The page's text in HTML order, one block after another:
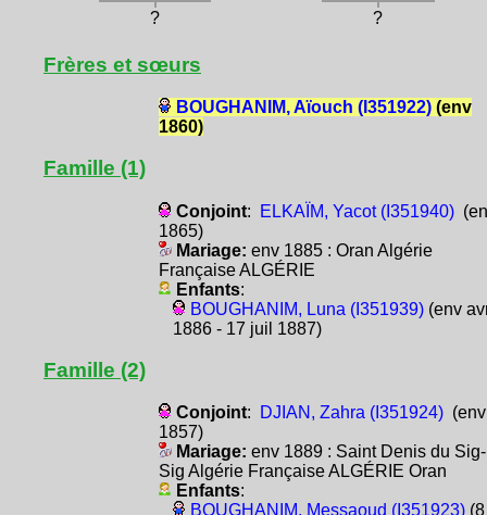
?
?
Frères et sœurs
BOUGHANIM, Aïouch (I351922)(env
1860)
Famille (1)
Conjoint: ELKAÏM, Yacot (I351940)
1865)
Mariage: env 1885 : Oran Algérie
Française ALGÉRIE
Enfants:
BOUGHANIM, Luna (I351939)(env
1886 - 17 juil 1887)
Famille (2)
Conjoint: DJIAN, Zahra (I351924)(env
1857)
Mariage: env 1889 : Saint Denis du Sig-
Sig Algérie Française ALGÉRIE Oran
Enfants:
BOUGHANIM, Messaoud (I351923)(8